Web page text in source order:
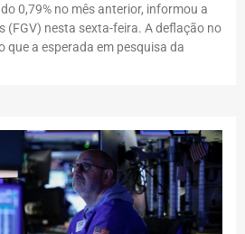
0,79% no mês anterior, informou a
(FGV) nesta sexta-feira. A deflação no
que a esperada em pesquisa da